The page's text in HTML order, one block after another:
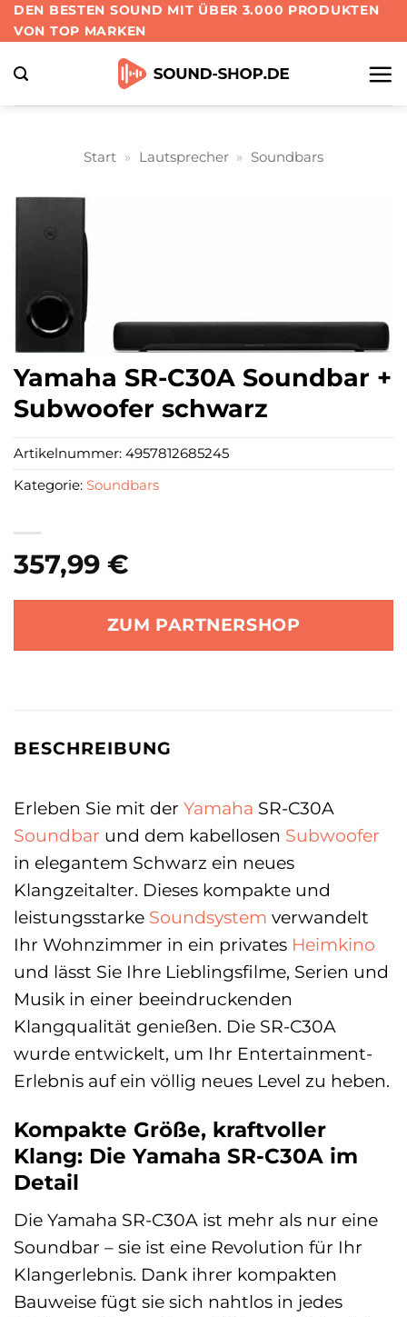
Zum
Inhalt
springen
DEN BESTEN SOUND MIT ÜBER 3.000 PRODUKTEN
VON TOP MARKEN
Start » Lautsprecher » Soundbars
Yamaha SR-C30A Soundbar +
Subwoofer schwarz
357,99 €
ZUM PARTNERSHOP
Artikelnummer: 4957812685245
Kategorie: Soundbars
BESCHREIBUNG
Erleben Sie mit der Yamaha SR-C30A
Soundbar und dem kabellosen Subwoofer
in elegantem Schwarz ein neues
Klangzeitalter. Dieses kompakte und
leistungsstarke Soundsystem verwandelt
Ihr Wohnzimmer in ein privates Heimkino
und lässt Sie Ihre Lieblingsfilme, Serien und
Musik in einer beeindruckenden
Klangqualität genießen. Die SR-C30A
wurde entwickelt, um Ihr Entertainment-
Erlebnis auf ein völlig neues Level zu heben.
Kompakte Größe, kraftvoller
Klang: Die Yamaha SR-C30A im
Detail
Die Yamaha SR-C30A ist mehr als nur eine
Soundbar – sie ist eine Revolution für Ihr
Klangerlebnis. Dank ihrer kompakten
Bauweise fügt sie sich nahtlos in jedes